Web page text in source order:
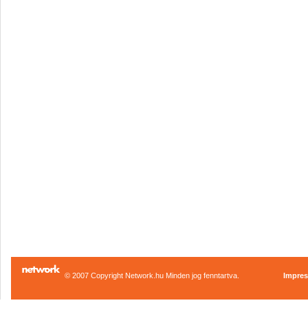
© 2007 Copyright Network.hu Minden jog fenntartva.